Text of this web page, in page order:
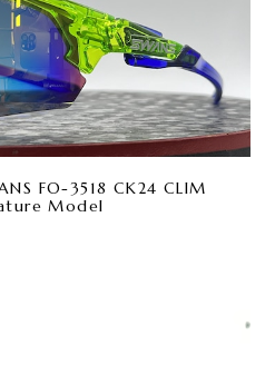
FO-3518 CK24 CLIM
Model